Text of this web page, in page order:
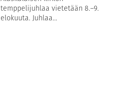
temppelijuhlaa vietetään 8.–9.
elokuuta. Juhlaa...